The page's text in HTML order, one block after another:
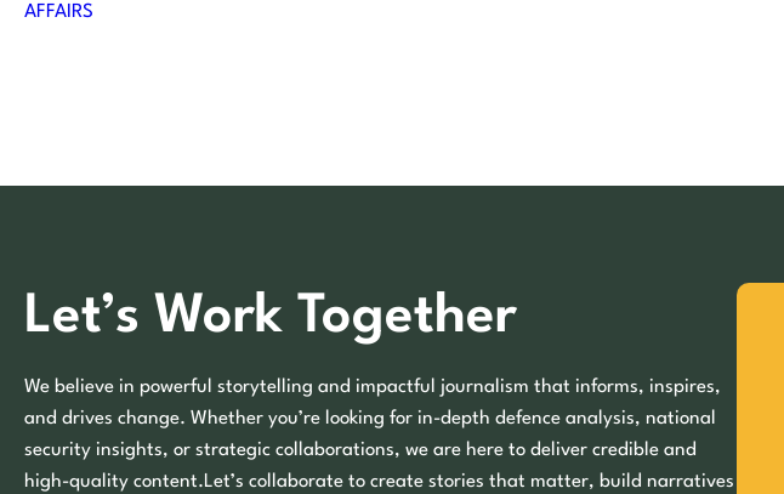
AFFAIRS
Let’s Work Together
We believe in powerful storytelling and impactful journalism that informs, inspires,
and drives change. Whether you’re looking for in-depth defence analysis, national
security insights, or strategic collaborations, we are here to deliver credible and
high-quality content.Let’s collaborate to create stories that matter, build narratives